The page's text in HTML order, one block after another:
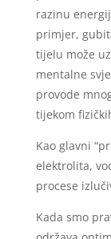
razinu
primjer,
tijelu može
mentalne
provode
tijekom
Kao glavni
elektrolita,
procese
Kada smo